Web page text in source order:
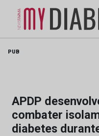
PUB
APDP
combater
diabetes